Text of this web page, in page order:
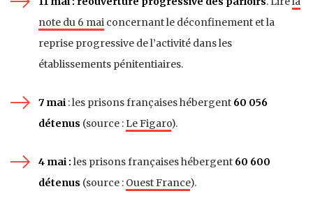
note du 6 mai concernant le déconfinement et la
reprise progressive de l’activité dans les
établissements pénitentiaires.
7 mai : les prisons françaises hébergent 60 056
détenus (source : Le Figaro).
4 mai : les prisons françaises hébergent 60 600
détenus (source : Ouest France).